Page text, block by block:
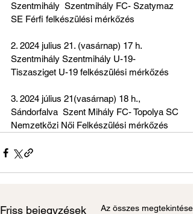
Szentmihály  Szentmihály FC- Szatymaz
SE Férfi felkészülési mérkőzés
2. 2024 julius 21. (vasárnap) 17 h.
Szentmihály Szentmihály U-19-
Tiszasziget U-19 felkészülési mérkőzés
3. 2024 július 21(vasárnap) 18 h.,
Sándorfalva  Szent Mihály FC- Topolya SC
Nemzetközi Női Felkészülési mérkőzés
Friss bejegyzések Az összes megtekintése